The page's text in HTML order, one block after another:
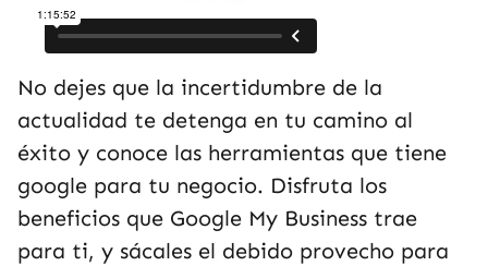
No dejes que la incertidumbre de la
actualidad te detenga en tu camino al
éxito y conoce las herramientas que tiene
google para tu negocio. Disfruta los
beneficios que Google My Business trae
para ti, y sácales el debido provecho para